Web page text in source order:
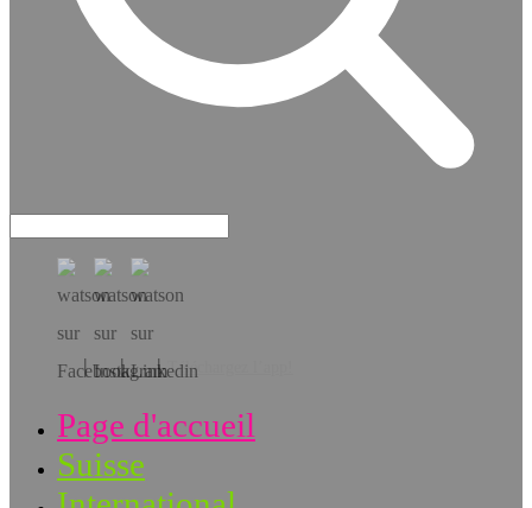
Téléchargez l’app!
Page d'accueil
Suisse